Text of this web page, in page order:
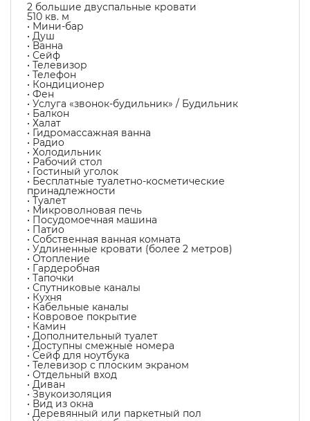
2 большие двуспальные кровати
510 кв. м
• Мини-бар
• Душ
• Ванна
• Сейф
• Телевизор
• Телефон
• Кондиционер
• Фен
• Услуга «звонок-будильник» / Будильник
• Балкон
• Халат
• Гидромассажная ванна
• Радио
• Холодильник
• Рабочий стол
• Гостиный уголок
• Бесплатные туалетно-косметические
принадлежности
• Туалет
• Микроволновая печь
• Посудомоечная машина
• Патио
• Собственная ванная комната
• Удлиненные кровати (более 2 метров)
• Отопление
• Гардеробная
• Тапочки
• Спутниковые каналы
• Кухня
• Кабельные каналы
• Ковровое покрытие
• Камин
• Дополнительный туалет
• Доступны смежные номера
• Сейф для ноутбука
• Телевизор с плоским экраном
• Отдельный вход
• Диван
• Звукоизоляция
• Вид из окна
• Деревянный или паркетный пол